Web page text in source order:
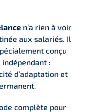
n’a rien à voir
aux salariés. Il
conçu
:
d’adaptation et
complète pour